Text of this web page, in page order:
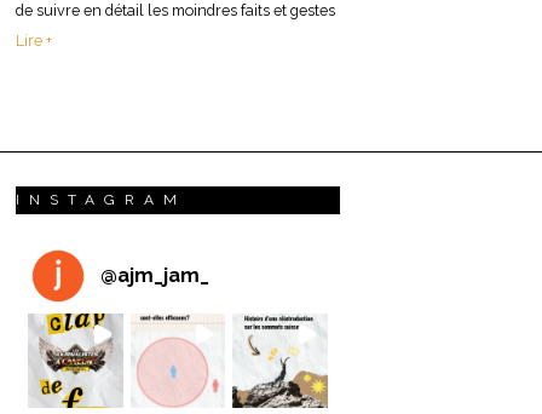
de suivre en détail les moindres faits et gestes
Lire +
INSTAGRAM
@ajm_jam_